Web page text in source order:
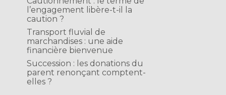
l’engagement libère-t-il la
caution ?
Transport fluvial de
marchandises : une aide
financière bienvenue
Succession : les donations du
parent renonçant comptent-
elles ?